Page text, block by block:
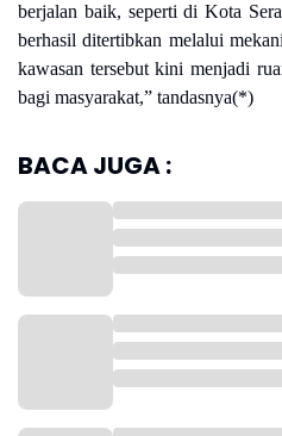
berjalan baik, seperti di Kota
berhasil ditertibkan melalui
kawasan tersebut kini menjadi
bagi masyarakat,” tandasnya(*)
BACA JUGA :